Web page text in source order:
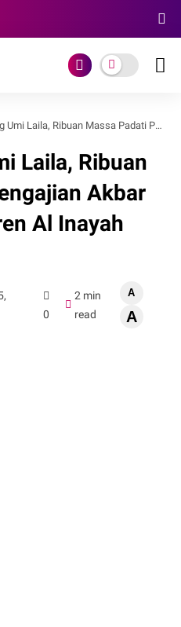
Massa Padati Pengajian Akbar Pondok Pesantren Al Inayah Rimbo Bujang
Laila, Ribuan
Akbar
Al Inayah
0
2 min
read
A
A